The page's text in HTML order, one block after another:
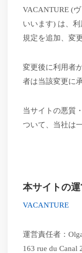
VACANTURE (
いいます) は、
規定を追加、変
変更後に利用者
者は当該変更に
当サイトの悪質
ついて、当社は
本サイトの
VACANTURE
運営責任者：
163 rue du Canal